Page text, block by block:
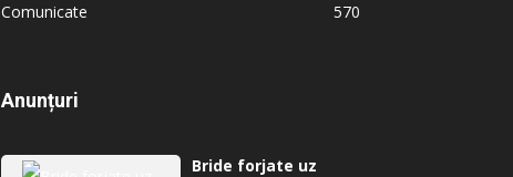
Comunicate
570
Anunțuri
Bride forjate uz